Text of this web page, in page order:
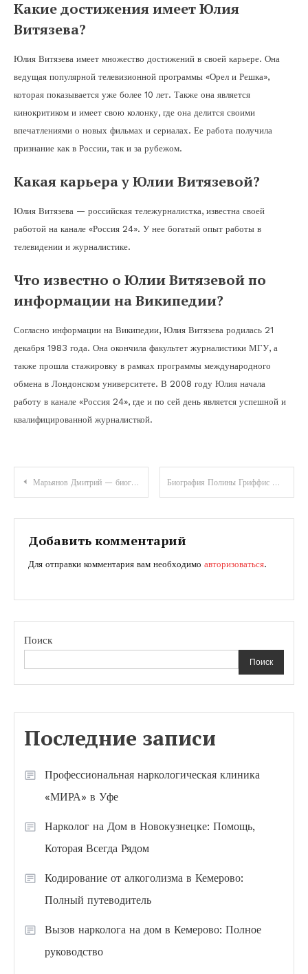
Какие достижения имеет Юлия
Витязева?
Юлия Витязева имеет множество достижений в своей карьере. Она
ведущая популярной телевизионной программы «Орел и Решка»,
которая показывается уже более 10 лет. Также она является
кинокритиком и имеет свою колонку, где она делится своими
впечатлениями о новых фильмах и сериалах. Ее работа получила
признание как в России, так и за рубежом.
Какая карьера у Юлии Витязевой?
Юлия Витязева — российская тележурналистка, известна своей
работой на канале «Россия 24». У нее богатый опыт работы в
телевидении и журналистике.
Что известно о Юлии Витязевой по
информации на Википедии?
Согласно информации на Википедии, Юлия Витязева родилась 21
декабря 1983 года. Она окончила факультет журналистики МГУ, а
также прошла стажировку в рамках программы международного
обмена в Лондонском университете. В 2008 году Юлия начала
работу в канале «Россия 24», где и по сей день является успешной и
квалифицированной журналисткой.
Навигация
по
записям
Марьянов Дмитрий — биография. Жизнь, достижения, карьера и личная история известного актера Биография Полины Гриффис — история удивительной женщины, ее важнейшие моменты и заслуги
Добавить комментарий
Для отправки комментария вам необходимо авторизоваться.
Поиск
Поиск
Последние записи
Профессиональная наркологическая клиника
«МИРА» в Уфе
Нарколог на Дом в Новокузнецке: Помощь,
Которая Всегда Рядом
Кодирование от алкоголизма в Кемерово:
Полный путеводитель
Вызов нарколога на дом в Кемерово: Полное
руководство